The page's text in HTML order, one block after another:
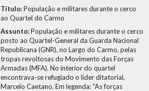
Título:População e militares durante o cerco
ao Quartel do Carmo
Assunto:População e militares durante o cerco
posto ao Quartel-General da Guarda Nacional
Republicana (GNR), no Largo do Carmo, pelas
tropas revoltosas do Movimento das Forças
Armadas (MFA). No interior do quartel
encontrava-se refugiado o líder ditatorial,
Marcelo Caetano. Em legenda: "As forças